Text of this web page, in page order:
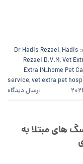
Dr Hadis Rezaei, Hadis
Rezaei D.V.M,Vet
Extra IN_home Pet
service,vet extra pet
ارسال دیدگاه
مبتلا به